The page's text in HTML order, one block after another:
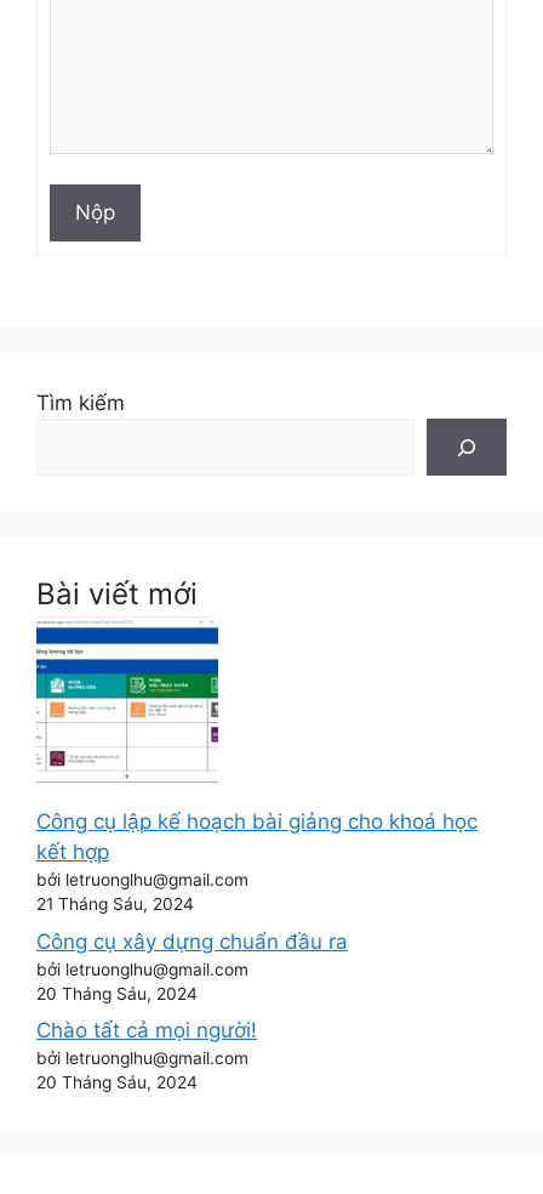
Nộp
Tìm kiếm
Bài viết mới
Công cụ lập kế hoạch bài giảng cho khoá học
kết hợp
bởi letruonglhu@gmail.com
21 Tháng Sáu, 2024
Công cụ xây dựng chuẩn đầu ra
bởi letruonglhu@gmail.com
20 Tháng Sáu, 2024
Chào tất cả mọi người!
bởi letruonglhu@gmail.com
20 Tháng Sáu, 2024